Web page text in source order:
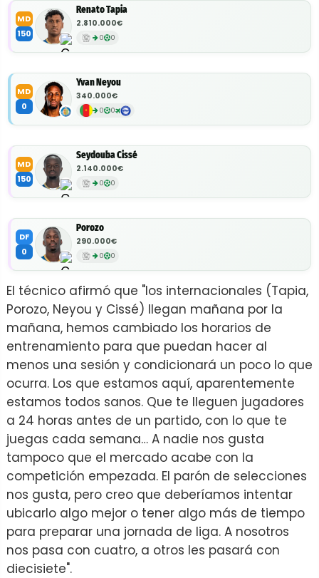
MD
150
Renato Tapia
2.810.000€
0 0
MD
0
Yvan Neyou
340.000€
0 0
MD
150
Seydouba Cissé
2.140.000€
0 0
DF
0
Porozo
290.000€
0 0
El técnico afirmó que "los internacionales (Tapia,
Porozo, Neyou y Cissé) llegan mañana por la
mañana, hemos cambiado los horarios de
entrenamiento para que puedan hacer al
menos una sesión y condicionará un poco lo que
ocurra. Los que estamos aquí, aparentemente
estamos todos sanos. Que te lleguen jugadores
a 24 horas antes de un partido, con lo que te
juegas cada semana… A nadie nos gusta
tampoco que el mercado acabe con la
competición empezada. El parón de selecciones
nos gusta, pero creo que deberíamos intentar
ubicarlo algo mejor o tener algo más de tiempo
para preparar una jornada de liga. A nosotros
nos pasa con cuatro, a otros les pasará con
diecisiete".